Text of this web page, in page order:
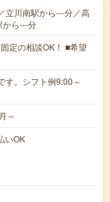
立川南駅から---分／高
から---分
定の相談OK！ ■希望
す。シフト例9:00～
～
いOK